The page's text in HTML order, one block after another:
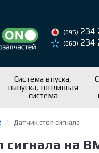
(095) 234
(068) 234
Система впуска,
выпуска, топливная
система
Датчик стоп сигнала
сигнала на